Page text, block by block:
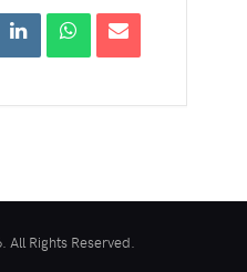
Rights Reserved.